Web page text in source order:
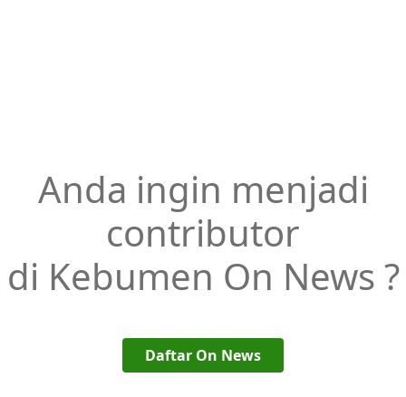
Anda ingin menjadi
contributor
di Kebumen On News ?
Daftar On News